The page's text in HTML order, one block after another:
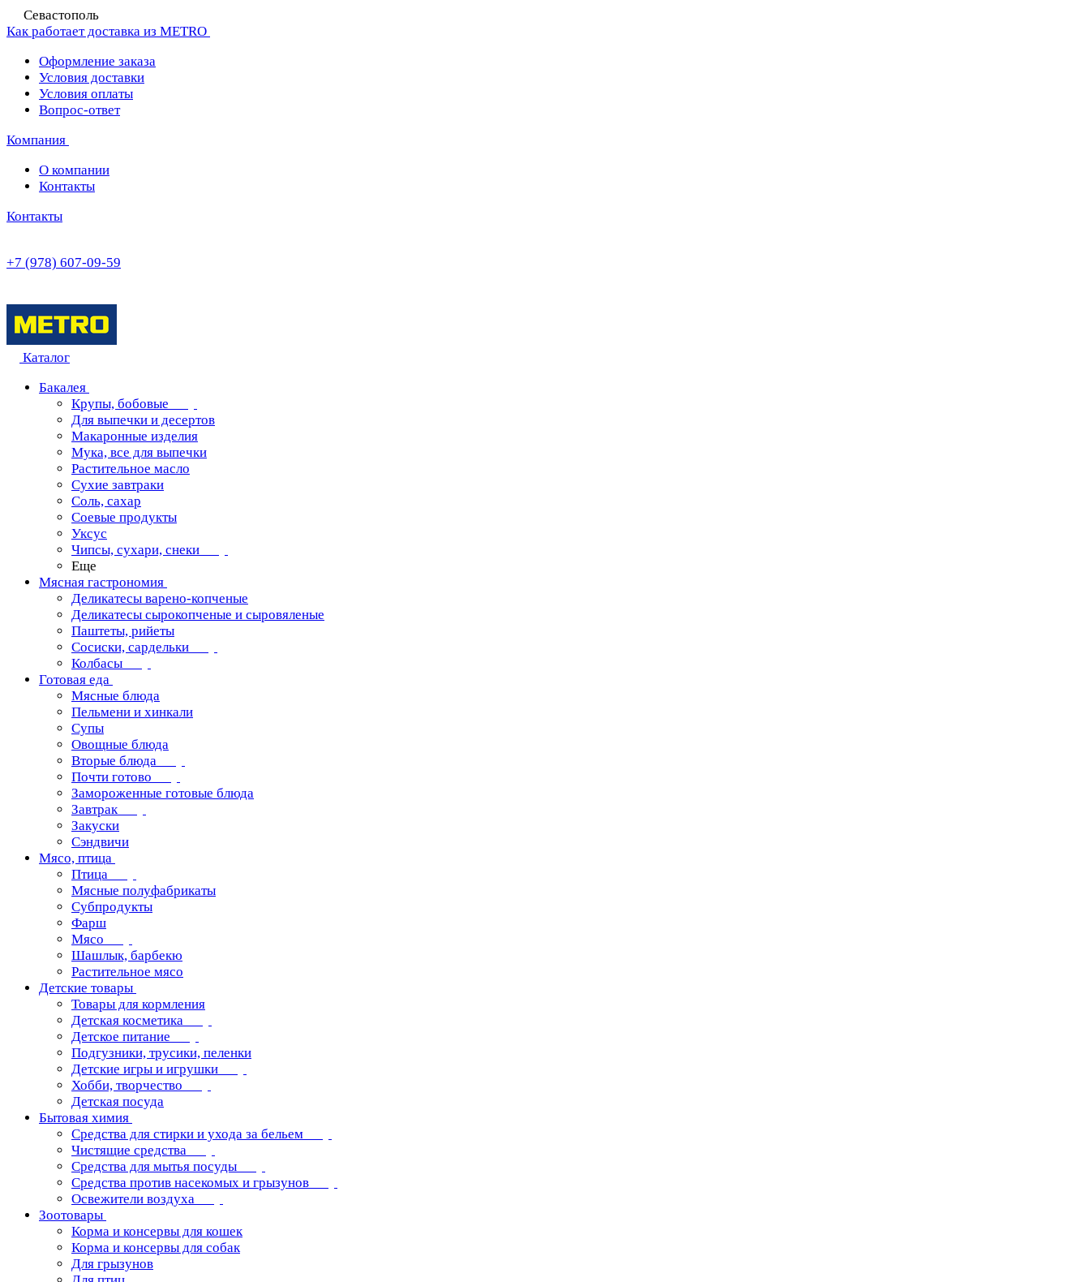
Севастополь
Как работает доставка из METRO
Оформление заказа
Условия доставки
Условия оплаты
Вопрос-ответ
Компания
О компании
Контакты
Контакты
+7 (978) 607-09-59
Каталог
Бакалея
Крупы, бобовые
Для выпечки и десертов
Макаронные изделия
Мука, все для выпечки
Растительное масло
Сухие завтраки
Соль, сахар
Соевые продукты
Уксус
Чипсы, сухари, снеки
Еще
Мясная гастрономия
Деликатесы варено-копченые
Деликатесы сырокопченые и сыровяленые
Паштеты, рийеты
Сосиски, сардельки
Колбасы
Готовая еда
Мясные блюда
Пельмени и хинкали
Супы
Овощные блюда
Вторые блюда
Почти готово
Замороженные готовые блюда
Завтрак
Закуски
Сэндвичи
Мясо, птица
Птица
Мясные полуфабрикаты
Субпродукты
Фарш
Мясо
Шашлык, барбекю
Растительное мясо
Детские товары
Товары для кормления
Детская косметика
Детское питание
Подгузники, трусики, пеленки
Детские игры и игрушки
Хобби, творчество
Детская посуда
Бытовая химия
Средства для стирки и ухода за бельем
Чистящие средства
Средства для мытья посуды
Средства против насекомых и грызунов
Освежители воздуха
Зоотовары
Корма и консервы для кошек
Корма и консервы для собак
Для грызунов